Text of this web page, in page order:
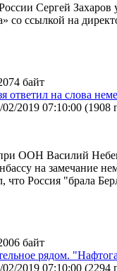
Сергей
со ссылкой на
байт
ответил на слова
02/2019 07:10:00 (1908
ООН Василий
на замечание
Россия "брала
байт
рядом.
02/2019 07:10:00 (2294